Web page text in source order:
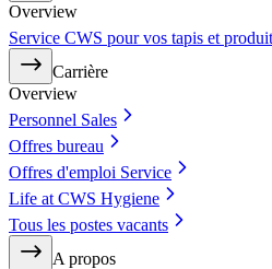
Overview
Service CWS pour vos tapis et
Carrière
Overview
Personnel Sales
Offres bureau
Offres d'emploi Service
Life at CWS Hygiene
Tous les postes vacants
A propos